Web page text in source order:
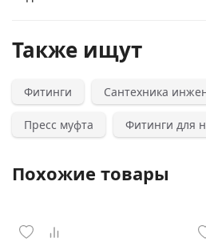
Также ищут
Фитинги Сантехника
Пресс муфта Фитинги для
Похожие товары